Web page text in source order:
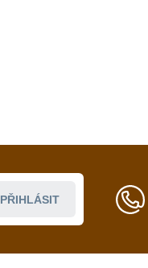
PŘIHLÁSIT